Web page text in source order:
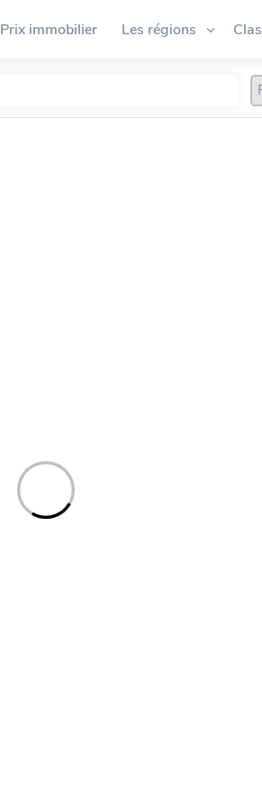
Prix immobilier Les régions